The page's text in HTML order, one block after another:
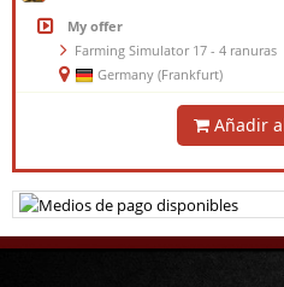
My offer
Farming Simulator 17 - 4 ranuras
Germany (Frankfurt)
Añadir